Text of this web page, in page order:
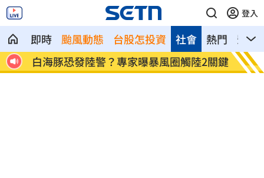
登入
即時 颱風動態 台股怎投資 熱門 影音
社會
爆
白海豚恐發陸警？專家曝暴風圈觸陸2關鍵 網紅